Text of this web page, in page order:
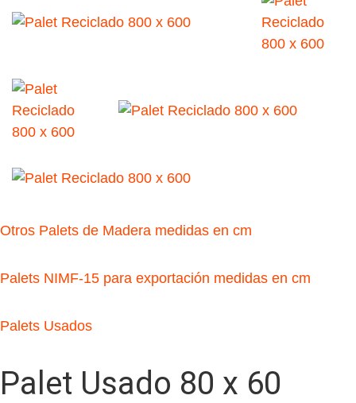
Otros Palets de Madera medidas en cm
Palets NIMF-15 para exportación medidas en cm
Palets Usados
Palet Usado 80 x 60